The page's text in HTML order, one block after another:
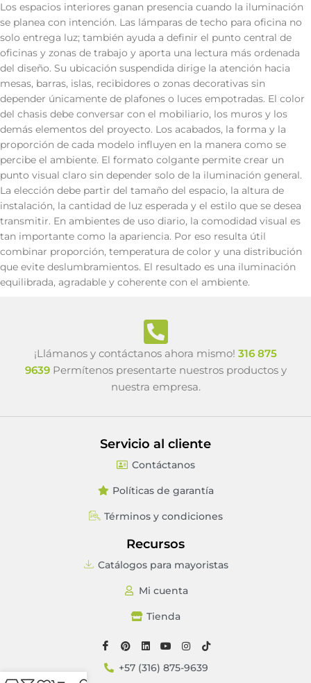
Los espacios interiores ganan presencia cuando la iluminación
se planea con intención. Las lámparas de techo para oficina no
solo entrega luz; también ayuda a definir el punto central de
oficinas y zonas de trabajo y aporta una lectura más ordenada
del diseño. Su ubicación suspendida dirige la atención hacia
mesas, barras, islas, recibidores o zonas decorativas sin
depender únicamente de plafones o luces empotradas. El color
del chasis debe conversar con el mobiliario, los muros y los
demás elementos del proyecto. Los acabados, la forma y la
proporción de cada modelo influyen en la manera como se
percibe el ambiente. El formato colgante permite crear un
punto visual claro sin depender solo de la iluminación general.
La elección debe partir del tamaño del espacio, la altura de
instalación, la cantidad de luz esperada y el estilo que se desea
transmitir. En ambientes de uso diario, la comodidad visual es
tan importante como la apariencia. Por eso resulta útil
combinar proporción, temperatura de color y una distribución
que evite deslumbramientos. El resultado es una iluminación
equilibrada, agradable y coherente con el ambiente.
¡Llámanos y contáctanos ahora mismo! 316 875
9639Permítenos presentarte nuestros productos y
nuestra empresa.
Servicio al cliente
Contáctanos
Políticas de garantía
Términos y condiciones
Recursos
Catálogos para mayoristas
Mi cuenta
Tienda
+57 (316) 875-9639